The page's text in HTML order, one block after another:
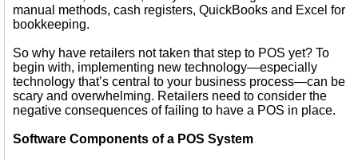
manual methods, cash registers, QuickBooks and Excel for
bookkeeping.
So why have retailers not taken that step to POS yet? To
begin with, implementing new technology—especially
technology that’s central to your business process—can be
scary and overwhelming. Retailers need to consider the
negative consequences of failing to have a POS in place.
Software Components of a POS System